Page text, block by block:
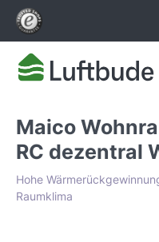
Maico
RC dezentral
Hohe
Raumklima